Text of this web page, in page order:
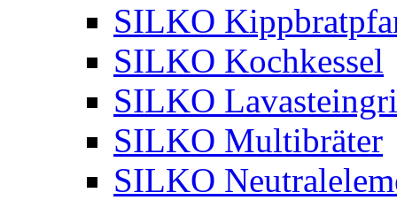
SILKO
SILKO Kochkessel
SILKO
SILKO Multibräter
SILKO